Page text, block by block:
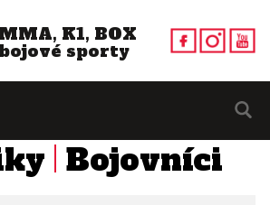
MMA, K1, BOX
bojové sporty
Bojovníci